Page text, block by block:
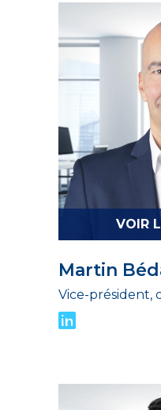
VOIR
Martin
Vice-président,